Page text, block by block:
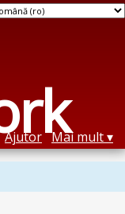
Ajutor Mai mult